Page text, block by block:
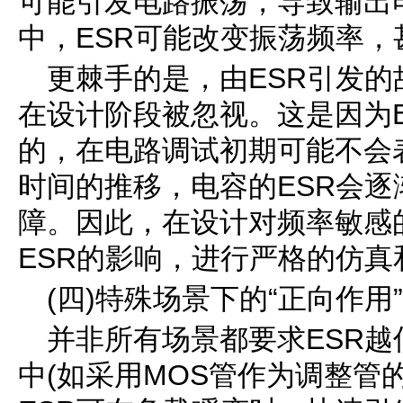
中，ESR可能改变振荡频率
更棘手的是，由ESR引发
在设计阶段被忽视。这是因
的，在电路调试初期可能不
时间的推移，电容的ESR会
障。因此，在设计对频率敏
ESR的影响，进行严格的仿真
(四)特殊场景下的“正向作用”
并非所有场景都要求ESR
中(如采用MOS管作为调整管